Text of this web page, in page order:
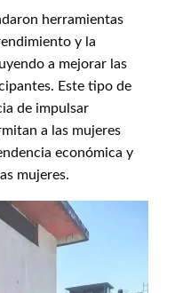
herramientas
y la
a mejorar las
Este tipo de
de impulsar
a las mujeres
económica y
mujeres.